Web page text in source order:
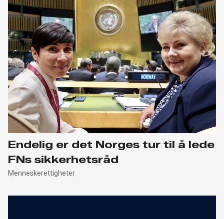
Endelig er det Norges tur til å lede
FNs sikkerhetsråd
Menneskerettigheter